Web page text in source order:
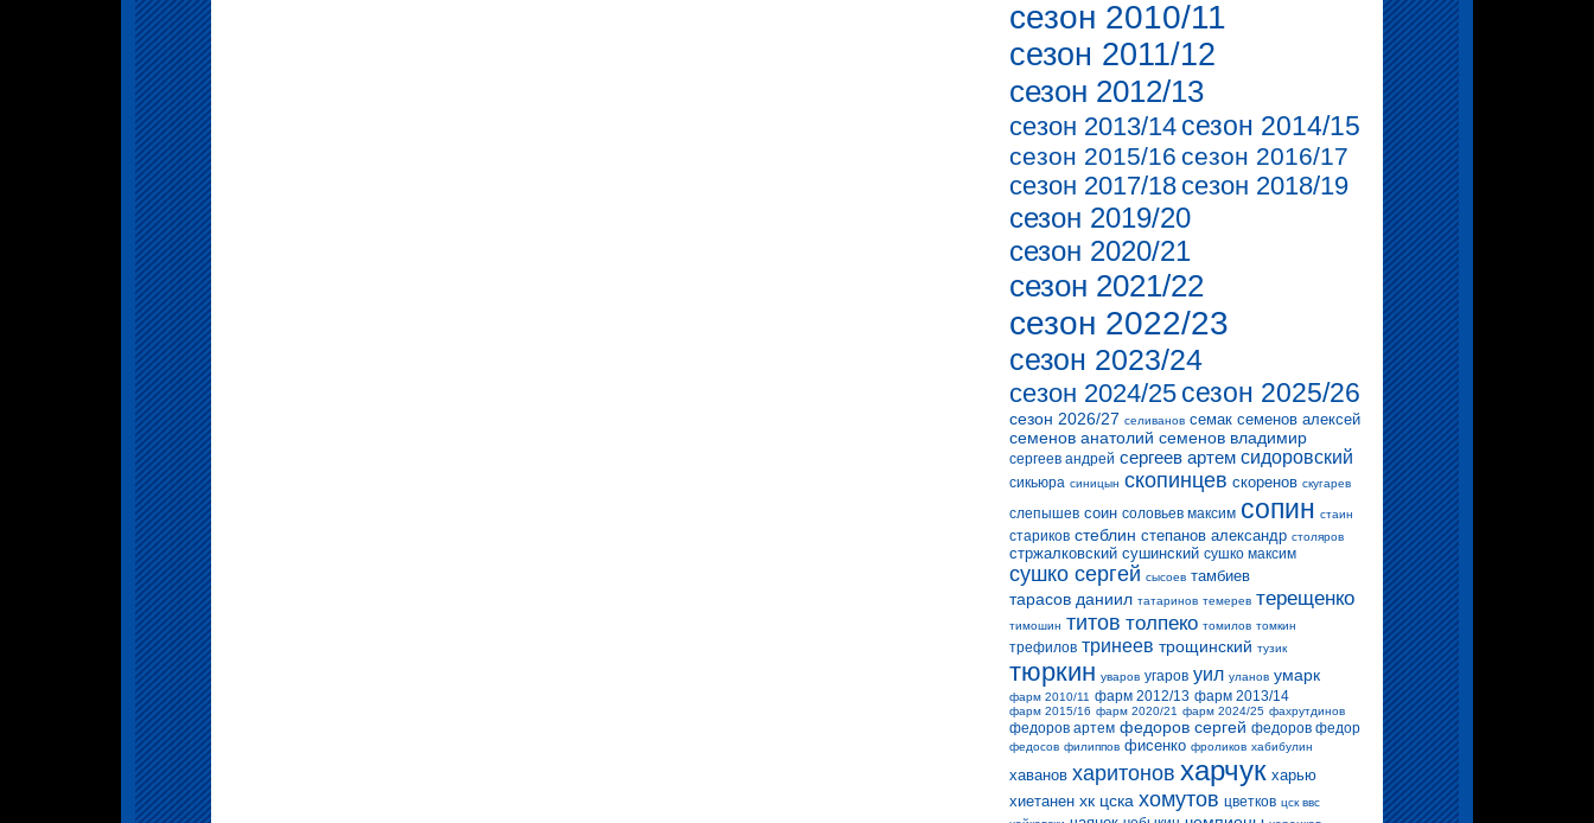
сезон 2010/11
сезон 2011/12
сезон 2012/13
сезон 2013/14 сезон 2014/15
сезон 2015/16 сезон 2016/17
сезон 2017/18 сезон 2018/19
сезон 2019/20
сезон 2020/21
сезон 2021/22
сезон 2022/23
сезон 2023/24
сезон 2024/25 сезон 2025/26
сезон 2026/27 селиванов семак семенов алексей
семенов анатолий семенов владимир
сергеев андрей сергеев артем сидоровский
сикьюра синицын скопинцев скоренов скугарев
слепышев соин соловьев максим сопин стаин
стариков стеблин степанов александр столяров
стржалковский сушинский сушко максим
сушко сергей сысоев тамбиев
тарасов даниил татаринов темерев терещенко
тимошин титов толпеко томилов томкин
трефилов тринеев трощинский тузик
тюркин уваров угаров уил уланов умарк
фарм 2010/11 фарм 2012/13 фарм 2013/14
фарм 2015/16 фарм 2020/21 фарм 2024/25 фахрутдинов
федоров артем федоров сергей федоров федор
федосов филиппов фисенко фроликов хабибулин
хаванов харитонов харчук харью
хиетанен хк цска хомутов цветков цск ввс